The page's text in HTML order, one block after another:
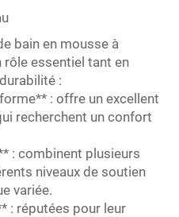
bain en mousse à
essentiel tant en
:
: offre un excellent
recherchent un confort
: combinent plusieurs
niveaux de soutien
variée.
: réputées pour leur